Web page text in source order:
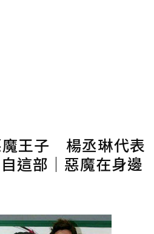
魔王子 楊丞琳代表
這部｜惡魔在身邊